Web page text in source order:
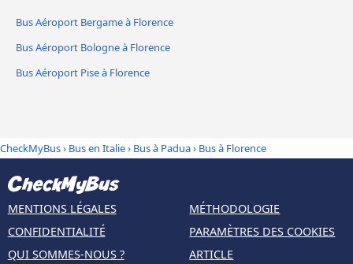
Bus Aéroport Bergame à Florence
Bus Aéroport Bologne à Florence
Bus Aéroport Pise à Florence
CheckMyBus› Bus en Italie› Bus à Padua› Bus à Florence
MENTIONS LÉGALES
CONFIDENTIALITÉ
QUI SOMMES-NOUS ?
MÉTHODOLOGIE
PARAMÈTRES DES COOKIES
ARTICLE